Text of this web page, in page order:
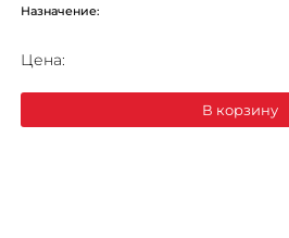
Назначение:
Цена:
В корзину